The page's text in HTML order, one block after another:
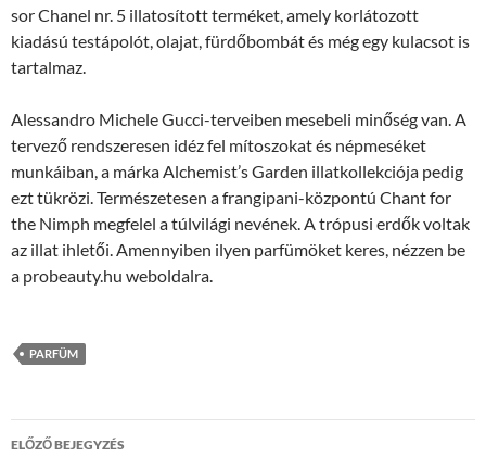
sor Chanel nr. 5 illatosított terméket, amely korlátozott
kiadású testápolót, olajat, fürdőbombát és még egy kulacsot is
tartalmaz.
Alessandro Michele Gucci-terveiben mesebeli minőség van. A
tervező rendszeresen idéz fel mítoszokat és népmeséket
munkáiban, a márka Alchemist’s Garden illatkollekciója pedig
ezt tükrözi. Természetesen a frangipani-központú Chant for
the Nimph megfelel a túlvilági nevének. A trópusi erdők voltak
az illat ihletői. Amennyiben ilyen parfümöket keres, nézzen be
a probeauty.hu weboldalra.
PARFÜM
Bejegyzés
ELŐZŐ BEJEGYZÉS